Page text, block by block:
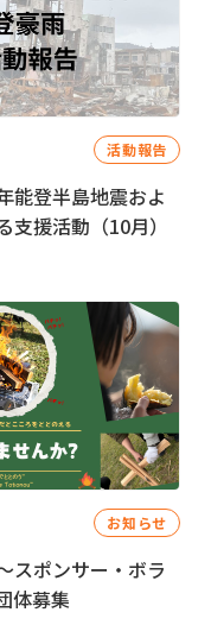
活動報告
能登半島地震およ
援活動（10月）
お知らせ
スポンサー・ボラ
体募集